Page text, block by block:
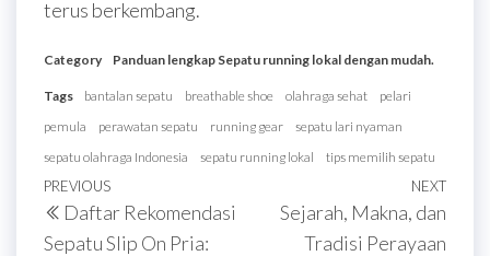
terus berkembang.
Category Panduan lengkap Sepatu running lokal dengan mudah.
Tags bantalan sepatu breathable shoe olahraga sehat
pelari
pemula
perawatan sepatu running gear
sepatu lari nyaman
sepatu olahraga Indonesia
sepatu running lokal tips memilih sepatu
Post
navigation
Previous
Post
PREVIOUS
Daftar Rekomendasi
Sepatu Slip On Pria:
Next
NEXT
Sejarah, Makna, dan
Tradisi Perayaan